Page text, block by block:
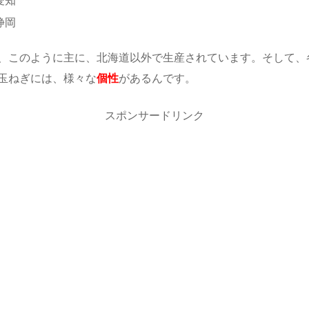
岡
このように主に、北海道以外で生産されています。そして、
ねぎには、様々な個性があるんです。
スポンサードリンク